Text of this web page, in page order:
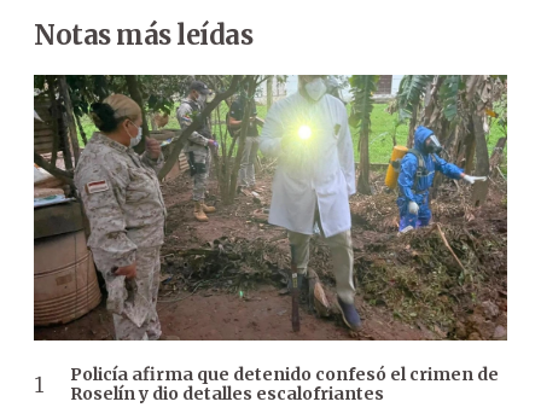
Notas más leídas
Policía afirma que detenido confesó el crimen de
Roselín y dio detalles escalofriantes